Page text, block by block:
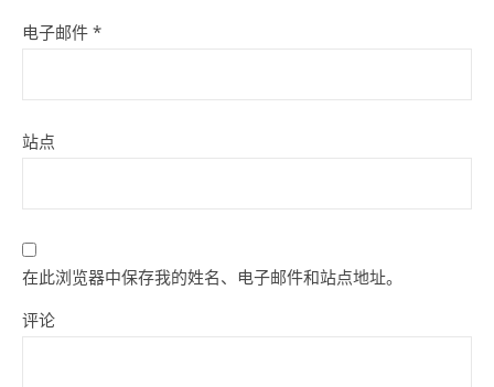
电子邮件 *
站点
在此浏览器中保存我的姓名、电子邮件和站点地址。
评论